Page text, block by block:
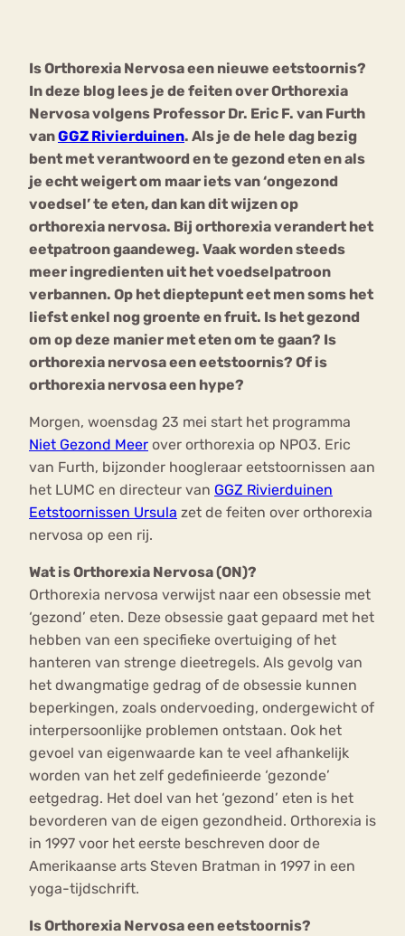
Is Orthorexia Nervosa een nieuwe eetstoornis?
In deze blog lees je de feiten over Orthorexia
Nervosa volgens Professor Dr. Eric F. van Furth
vanGGZ Rivierduinen. Als je de hele dag bezig
bent met verantwoord en te gezond eten en als
je echt weigert om maar iets van ‘ongezond
voedsel’ te eten, dan kan dit wijzen op
orthorexia nervosa. Bij orthorexia verandert het
eetpatroon gaandeweg. Vaak worden steeds
meer ingredienten uit het voedselpatroon
verbannen. Op het dieptepunt eet men soms het
liefst enkel nog groente en fruit. Is het gezond
om op deze manier met eten om te gaan? Is
orthorexia nervosa een eetstoornis? Of is
orthorexia nervosa een hype?
Morgen, woensdag 23 mei start het programma
Niet Gezond Meer over orthorexia op NPO3. Eric
van Furth, bijzonder hoogleraar eetstoornissen aan
het LUMC en directeur van GGZ Rivierduinen
Eetstoornissen Ursula zet de feiten over orthorexia
nervosa op een rij.
Wat is Orthorexia Nervosa (ON)?
Orthorexia nervosa verwijst naar een obsessie met
‘gezond’ eten. Deze obsessie gaat gepaard met het
hebben van een specifieke overtuiging of het
hanteren van strenge dieetregels. Als gevolg van
het dwangmatige gedrag of de obsessie kunnen
beperkingen, zoals ondervoeding, ondergewicht of
interpersoonlijke problemen ontstaan. Ook het
gevoel van eigenwaarde kan te veel afhankelijk
worden van het zelf gedefinieerde ‘gezonde’
eetgedrag. Het doel van het ‘gezond’ eten is het
bevorderen van de eigen gezondheid. Orthorexia is
in 1997 voor het eerste beschreven door de
Amerikaanse arts Steven Bratman in 1997 in een
yoga-tijdschrift.
Is Orthorexia Nervosa een eetstoornis?
Chat
Forum
mia
Nerv
osa
Eetstoornis Anorexia Nervosa
Eetbuien Piekeren Sport
Trauma
Orthorexia
Afvallen Angst